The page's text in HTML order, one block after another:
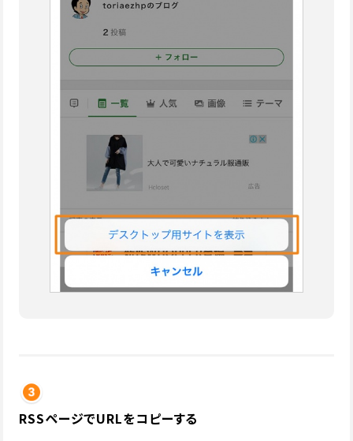
RSSページでURLをコピーする